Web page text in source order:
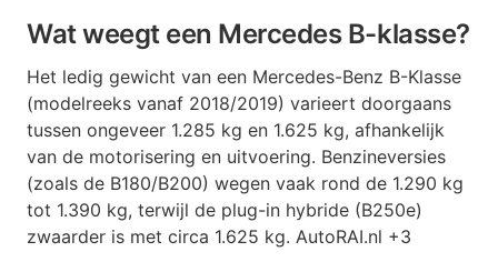
Wat weegt een Mercedes B-klasse?
Het ledig gewicht van een Mercedes-Benz B-Klasse
(modelreeks vanaf 2018/2019) varieert doorgaans
tussen ongeveer 1.285 kg en 1.625 kg, afhankelijk
van de motorisering en uitvoering. Benzineversies
(zoals de B180/B200) wegen vaak rond de 1.290 kg
tot 1.390 kg, terwijl de plug-in hybride (B250e)
zwaarder is met circa 1.625 kg. AutoRAI.nl +3